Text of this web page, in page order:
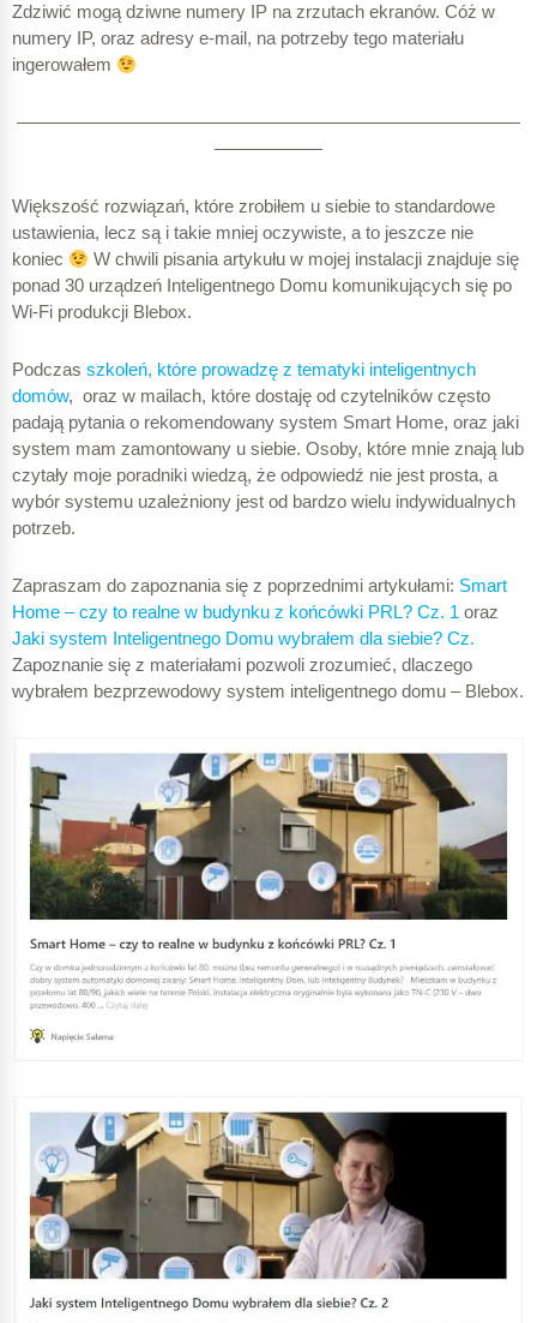
Zdziwić mogą dziwne numery IP na zrzutach ekranów. Cóż w
numery IP, oraz adresy e-mail, na potrzeby tego materiału
ingerowałem
————————————————————————————
——————
Większość rozwiązań, które zrobiłem u siebie to standardowe
ustawienia, lecz są i takie mniej oczywiste, a to jeszcze nie
koniec
W chwili pisania artykułu w mojej instalacji znajduje się
ponad 30 urządzeń Inteligentnego Domu komunikujących się po
Wi-Fi produkcji Blebox.
Podczas szkoleń, które prowadzę z tematyki inteligentnych
domów, oraz w mailach, które dostaję od czytelników często
padają pytania o rekomendowany system Smart Home, oraz jaki
system mam zamontowany u siebie. Osoby, które mnie znają lub
czytały moje poradniki wiedzą, że odpowiedź nie jest prosta, a
wybór systemu uzależniony jest od bardzo wielu indywidualnych
potrzeb.
Zapraszam do zapoznania się z poprzednimi artykułami: Smart
Home – czy to realne w budynku z końcówki PRL? Cz. 1 oraz
Jaki system Inteligentnego Domu wybrałem dla siebie? Cz.
Zapoznanie się z materiałami pozwoli zrozumieć, dlaczego
wybrałem bezprzewodowy system inteligentnego domu – Blebox.